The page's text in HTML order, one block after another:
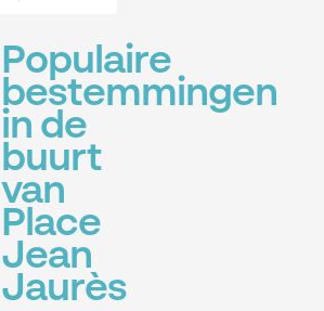
Populaire
bestemmingen
in de
buurt
van
Place
Jean
Jaurès